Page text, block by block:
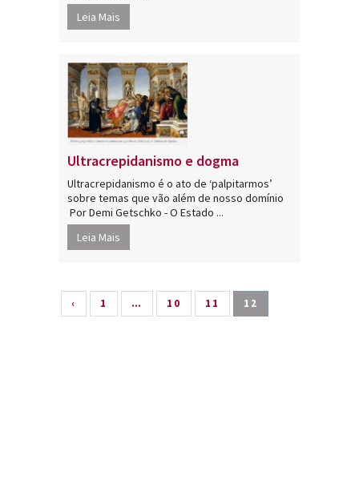
Leia Mais
Ultracrepidanismo e dogma
Ultracrepidanismo é o ato de ‘palpitarmos’
sobre temas que vão além de nosso domínio
Por Demi Getschko - O Estado ...
Leia Mais
‹ 1 … 10 11 12